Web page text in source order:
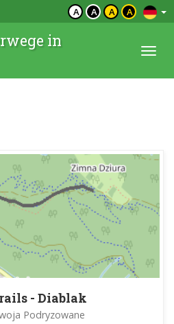
A A A A
in
- Diablak
Podryzowane